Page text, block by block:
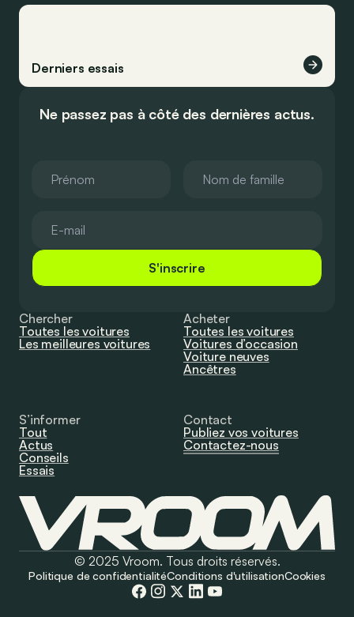
Derniers essais
Ne passez pas à côté des dernières actus.
S'inscrire
Chercher
Toutes les voitures
Les meilleures voitures
Acheter
Toutes les voitures
Voitures d’occasion
Voiture neuves
Ancêtres
S’informer
Tout
Actus
Conseils
Essais
Contact
Publiez vos voitures
Contactez-nous
© 2025 Vroom. Tous droits réservés.
Politique de confidentialitéConditions d'utilisationCookies